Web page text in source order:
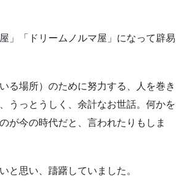
」「ドリームノルマ屋」になって辟易
る場所）のために努力する、人を巻き
うっとうしく、余計なお世話。何かを
が今の時代だと、言われたりもしま
と思い、躊躇していました。